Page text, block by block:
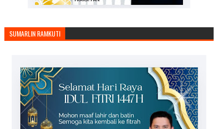
SUMARLIN RAMKUTI